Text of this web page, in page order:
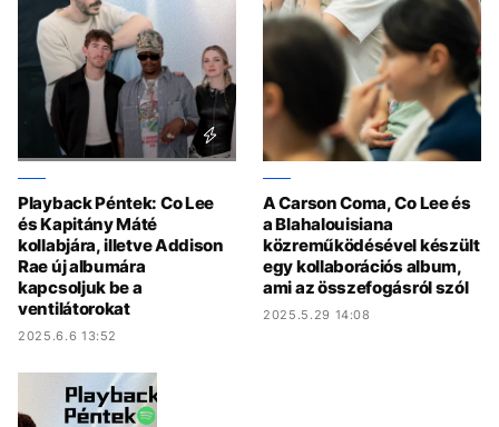
Playback Péntek: Co Lee
és Kapitány Máté
kollabjára, illetve Addison
Rae új albumára
kapcsoljuk be a
ventilátorokat
2025.6.6 13:52
A Carson Coma, Co Lee és
a Blahalouisiana
közreműködésével készült
egy kollaborációs album,
ami az összefogásról szól
2025.5.29 14:08